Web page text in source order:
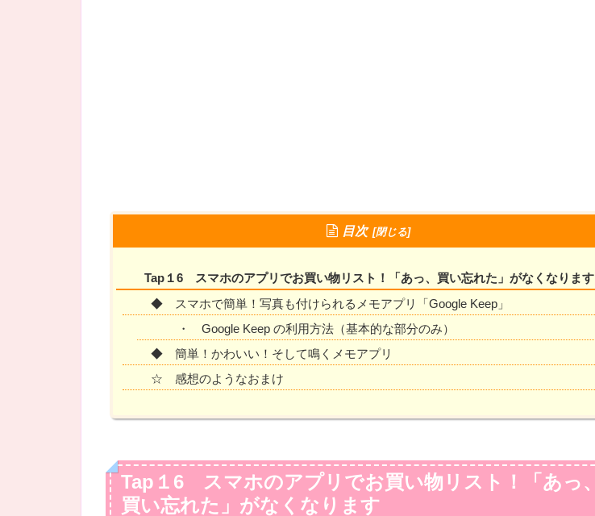
目次
Tap１6 スマホのアプリでお買い物リスト！「あっ、買い忘れた」がなくなります
◆ スマホで簡単！写真も付けられるメモアプリ「Google Keep」
・ Google Keep の利用方法（基本的な部分のみ）
◆ 簡単！かわいい！そして鳴くメモアプリ
☆ 感想のようなおまけ
Tap１6 スマホのアプリでお買い物リスト！「あっ、
買い忘れた」がなくなります